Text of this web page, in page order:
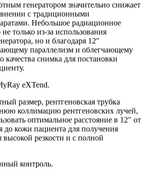
генератором значительно снижает
с традиционными
Небольшое радиационное
только из-за использования
но и благодаря 12"
параллелизм и облегчающему
качества снимка для постановки
eXTend.
размер, рентгеновская трубка
коллимацию рентгеновских лучей,
оптимальное расстояние в 12" от
до кожи пациента для получения
высокой резкости и с полной
контроль.